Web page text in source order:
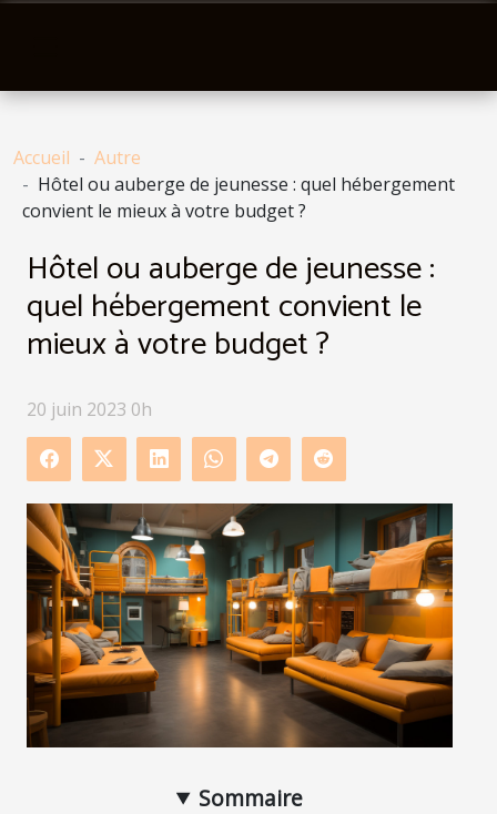
Accueil
Autre
Hôtel ou auberge de jeunesse : quel hébergement
convient le mieux à votre budget ?
Hôtel ou auberge de jeunesse :
quel hébergement convient le
mieux à votre budget ?
20 juin 2023 0h
Sommaire